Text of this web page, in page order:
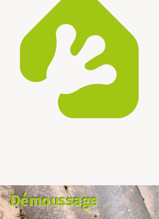
Démoussage